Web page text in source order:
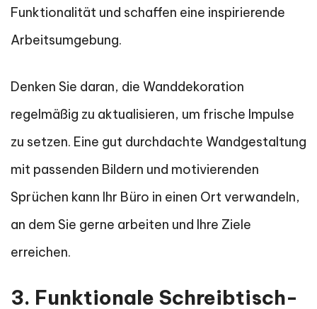
Funktionalität und schaffen eine inspirierende
Arbeitsumgebung.
Denken Sie daran, die Wanddekoration
regelmäßig zu aktualisieren, um frische Impulse
zu setzen. Eine gut durchdachte Wandgestaltung
mit passenden Bildern und motivierenden
Sprüchen kann Ihr Büro in einen Ort verwandeln,
an dem Sie gerne arbeiten und Ihre Ziele
erreichen.
3. Funktionale Schreibtisch-